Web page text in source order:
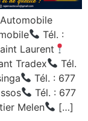
Tél. :
Laurent
Tradex
Tél.
Tél. : 677
Tél. : 677
Melen […]